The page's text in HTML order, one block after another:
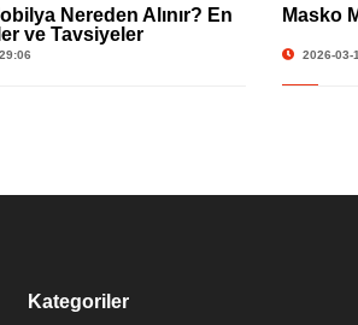
Nereden Alınır? En
ve Tavsiyeler
Masko
2026-03-
Kategoriler